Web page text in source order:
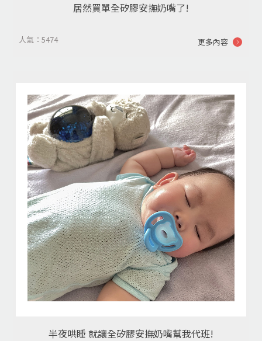
居然買單全矽膠安撫奶嘴了!
人氣：5474 更多內容
半夜哄睡 就讓全矽膠安撫奶嘴幫我代班!